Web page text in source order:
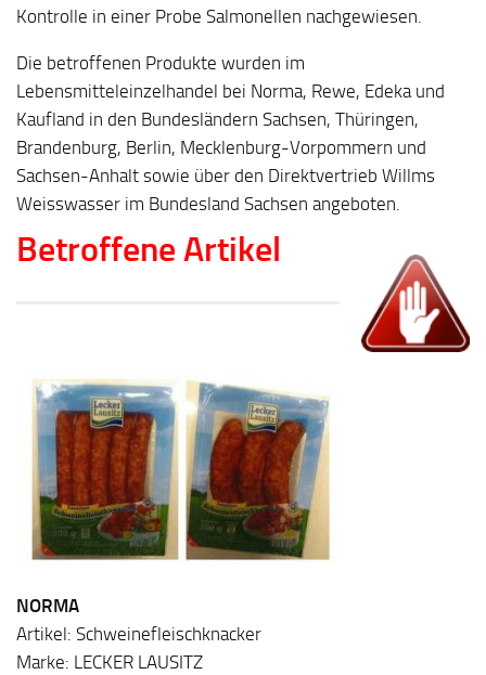
Kontrolle in einer Probe Salmonellen nachgewiesen.
Die betroffenen Produkte wurden im
Lebensmitteleinzelhandel bei Norma, Rewe, Edeka und
Kaufland in den Bundesländern Sachsen, Thüringen,
Brandenburg, Berlin, Mecklenburg-Vorpommern und
Sachsen-Anhalt sowie über den Direktvertrieb Willms
Weisswasser im Bundesland Sachsen angeboten.
Betroffene Artikel
NORMA
Artikel: Schweinefleischknacker
Marke: LECKER LAUSITZ